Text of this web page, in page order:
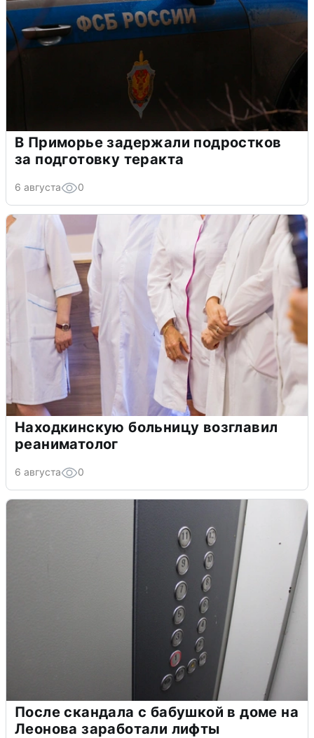
В Приморье задержали подростков
за подготовку теракта
6 августа 0
Находкинскую больницу возглавил
реаниматолог
6 августа 0
После скандала с бабушкой в доме на
Леонова заработали лифты